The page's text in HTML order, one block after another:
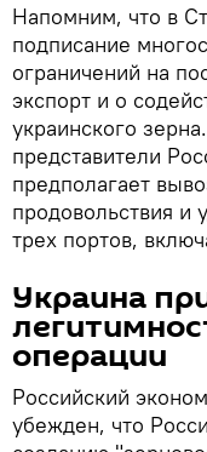
Напомним, что в
подписание
ограничений на
экспорт и о
украинского
представители
предполагает
продовольствия
трех портов,
Украина
операции
Российский
убежден, что